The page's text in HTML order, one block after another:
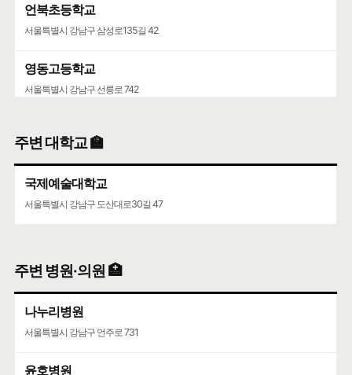
언북초등학교
서울특별시 강남구 삼성로135길 42
영동고등학교
서울특별시 강남구 선릉로 742
서울특별시 강남구 압구정로61길 36
주변 대학교 🏫
국제예술대학교
서울특별시 강남구 도산대로30길 47
주변 병원·의원 🏥
나누리병원
서울특별시 강남구 언주로 731
윤호병원